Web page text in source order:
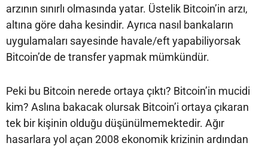
arzının sınırlı olmasında yatar. Üstelik Bitcoin’in arzı,
altına göre daha kesindir. Ayrıca nasıl bankaların
uygulamaları sayesinde havale/eft yapabiliyorsak
Bitcoin’de de transfer yapmak mümkündür.
Peki bu Bitcoin nerede ortaya çıktı? Bitcoin’in mucidi
kim? Aslına bakacak olursak Bitcoin’i ortaya çıkaran
tek bir kişinin olduğu düşünülmemektedir. Ağır
hasarlara yol açan 2008 ekonomik krizinin ardından